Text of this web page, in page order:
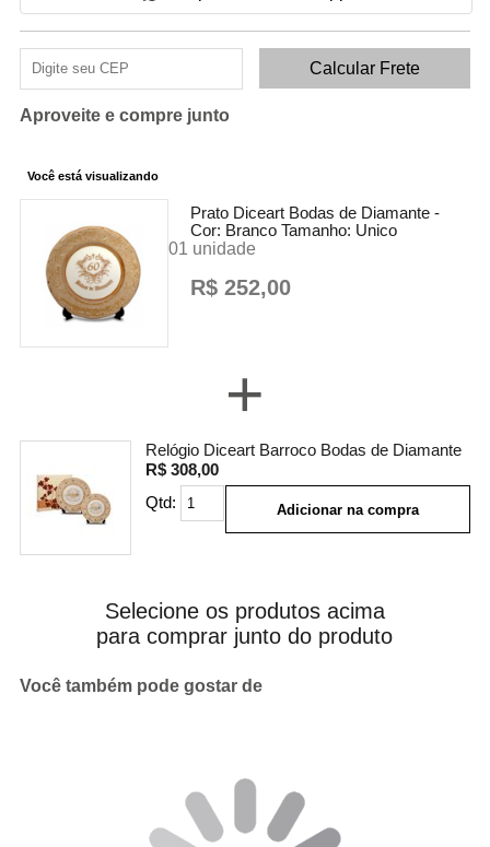
Aproveite e compre junto
Você está visualizando
Prato Diceart Bodas de Diamante -
Cor: Branco Tamanho: Unico
01 unidade
R$ 252,00
+
Relógio Diceart Barroco Bodas de Diamante
R$ 308,00
Qtd:
Adicionar na compra
Selecione os produtos acima
para comprar junto do produto
Você também pode gostar de